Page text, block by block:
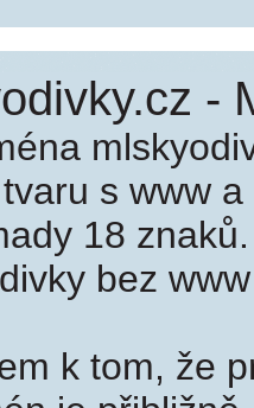
-
s www
18
bez
k tom, že